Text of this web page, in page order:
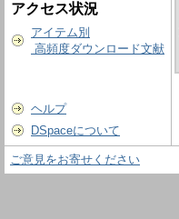
アクセス状況
アイテム別
高頻度ダウンロード文献
ヘルプ
DSpaceについて
ご意見をお寄せください